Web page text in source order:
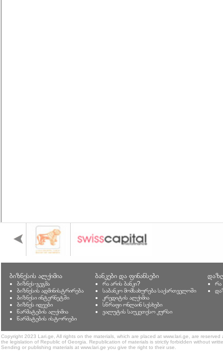
ბიზნესის ალქიმია
ბიზნეს-გეგმა
ბიზნესის ადმინისტრირება
ბიზნესი ინტერნეტში
ბიზნეს იდეები
წარმატების ალქიმია
წარმატების ისტორიები
ბანკები და ფინანსები
რა არის ბანკი?
საბანკო მომსახურება საქართველოში
კრედიტის ალქიმია
სწრაფი ონლაინ სესხები
ვალუტის საუკეთესო კურსი
რა
Copyright 2023 Lari.ge, All rights on the materials, which are placed at www.lari.ge, are
the legislation of Republic of Georgia. Republication of materials is strictly forbidden without
Sending or publishing materials at www.lari.ge you give the right to their use.